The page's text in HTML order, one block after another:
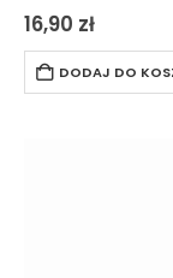
między zęby,
nitkowania. Nić
16,90 zł
DODAJ DO